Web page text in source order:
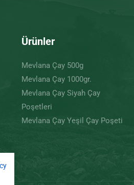
Ürünler
Mevlana Çay 500g
Mevlana Çay 1000gr.
Mevlana Çay Siyah Çay
Poşetleri
Mevlana Çay Yeşil Çay Poşeti